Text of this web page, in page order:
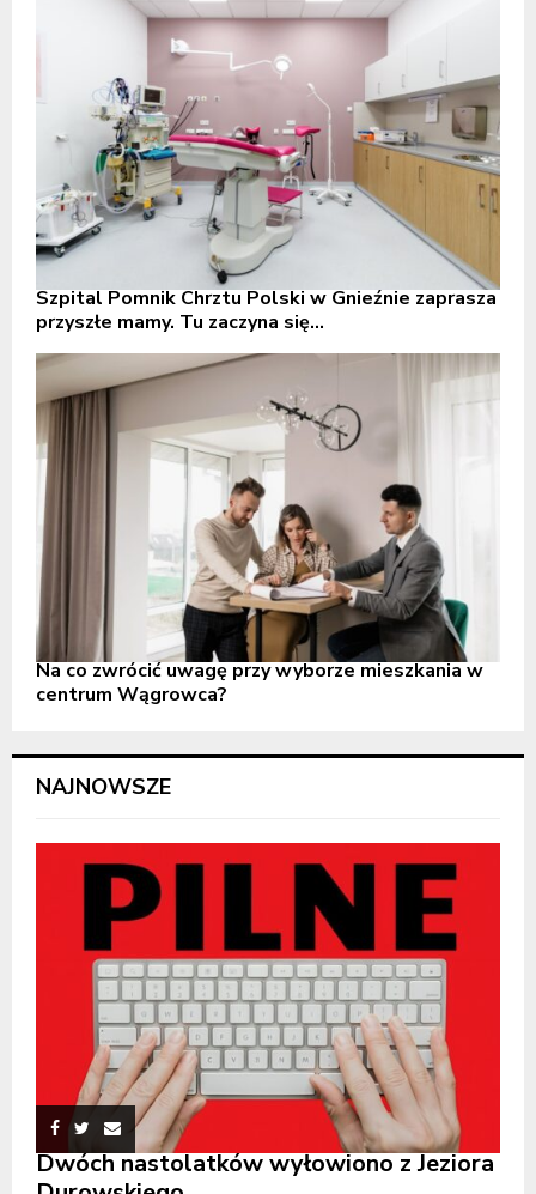
Szpital Pomnik Chrztu Polski w Gnieźnie zaprasza
przyszłe mamy. Tu zaczyna się...
Na co zwrócić uwagę przy wyborze mieszkania w
centrum Wągrowca?
NAJNOWSZE
Dwóch nastolatków wyłowiono z Jeziora